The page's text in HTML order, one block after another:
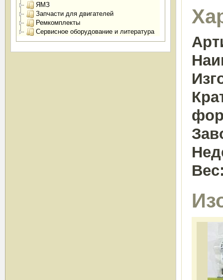
ЯМЗ
Запчасти для двигателей
Ремкомплекты
Сервисное оборудование и литература